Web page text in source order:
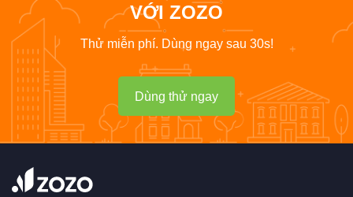
VỚI ZOZO
Thử miễn phí. Dùng ngay sau 30s!
Dùng thử ngay